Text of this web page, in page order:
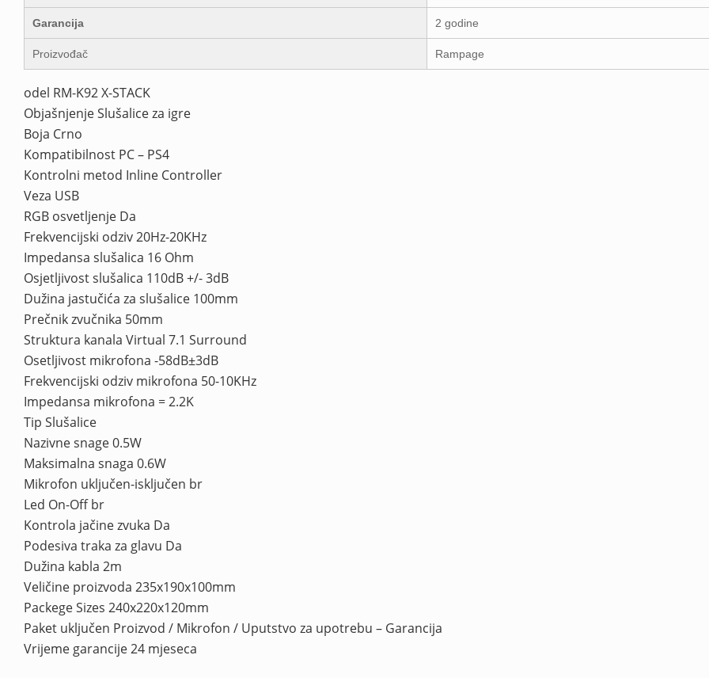
Garancija 2 godine
Proizvođač Rampage
odel RM-K92 X-STACK
Objašnjenje Slušalice za igre
Boja Crno
Kompatibilnost PC – PS4
Kontrolni metod Inline Controller
Veza USB
RGB osvetljenje Da
Frekvencijski odziv 20Hz-20KHz
Impedansa slušalica 16 Ohm
Osjetljivost slušalica 110dB +/- 3dB
Dužina jastučića za slušalice 100mm
Prečnik zvučnika 50mm
Struktura kanala Virtual 7.1 Surround
Osetljivost mikrofona -58dB±3dB
Frekvencijski odziv mikrofona 50-10KHz
Impedansa mikrofona = 2.2K
Tip Slušalice
Nazivne snage 0.5W
Maksimalna snaga 0.6W
Mikrofon uključen-isključen br
Led On-Off br
Kontrola jačine zvuka Da
Podesiva traka za glavu Da
Dužina kabla 2m
Veličine proizvoda 235x190x100mm
Packege Sizes 240x220x120mm
Paket uključen Proizvod / Mikrofon / Uputstvo za upotrebu – Garancija
Vrijeme garancije 24 mjeseca